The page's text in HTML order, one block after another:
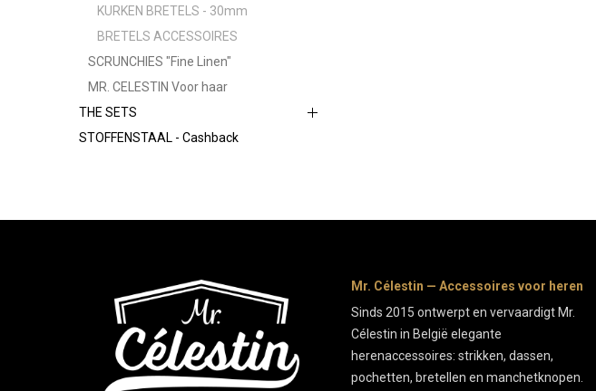
KURKEN BRETELS - 30mm
BRETELS ACCESSOIRES
SCRUNCHIES "Fine Linen"
MR. CELESTIN Voor haar
THE SETS
STOFFENSTAAL - Cashback
Mr. Célestin — Accessoires voor heren
Sinds 2015 ontwerpt en vervaardigt Mr.
Célestin in België elegante
herenaccessoires: strikken, dassen,
pochetten, bretellen en manchetknopen.